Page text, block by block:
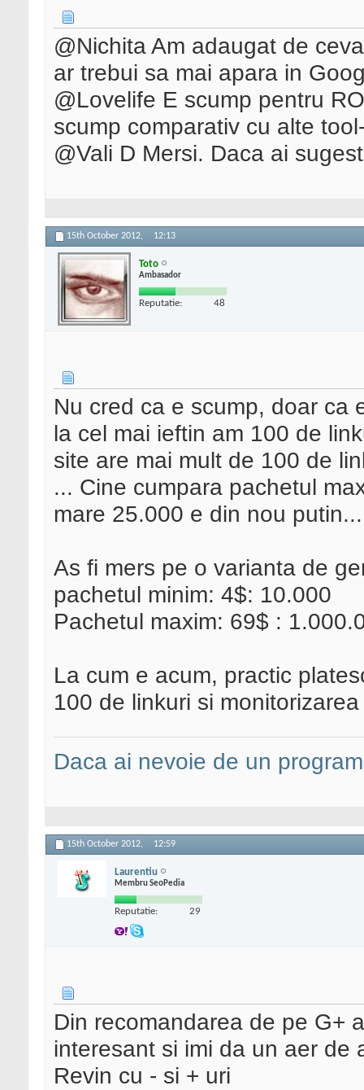
@Nichita Am adaugat de
ar trebui sa mai apara in
@Lovelife E scump pentru
scump comparativ cu alte
@Vali D Mersi. Daca ai
15th October 2012, 12:13
Toto
Ambasador
Reputatie: 48
Nu cred ca e scump, doar ca
la cel mai ieftin am 100 de
site are mai mult de 100 de
... Cine cumpara pachetul
mare 25.000 e din nou putin...
As fi mers pe o varianta de
pachetul minim: 4$: 10.000
Pachetul maxim: 69$ :
La cum e acum, practic
100 de linkuri si
Daca ai nevoie de un
15th October 2012, 12:59
Laurentiu
Membru SeoPedia
Reputatie: 29
Din recomandarea de pe G+
interesant si imi da un aer de
Revin cu - si + uri